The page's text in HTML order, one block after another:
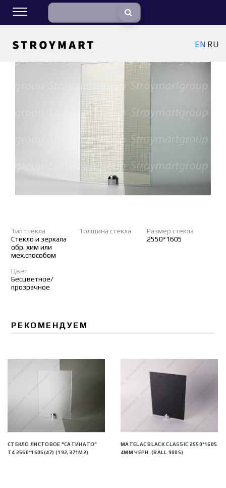
EN RU
Тип стекла
Стекло и зеркала
обр. хим или
мех.способом
Толщина стекла
Размер стекла
2550*1605
Цвет
Бесцветное/
прозрачное
РЕКОМЕНДУЕМ
СТЕКЛО ЛИСТОВОЕ "САТИНАТО"
Т4 2550*1605(47) (192,371М2)
MATELAC BLACK CLASSIC 2550*1605
4ММ ЧЕРН. (RALL 9005)